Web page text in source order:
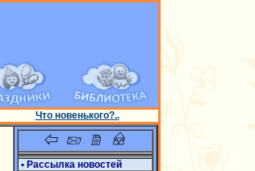
Что новенького?..
• Рассылка новостей